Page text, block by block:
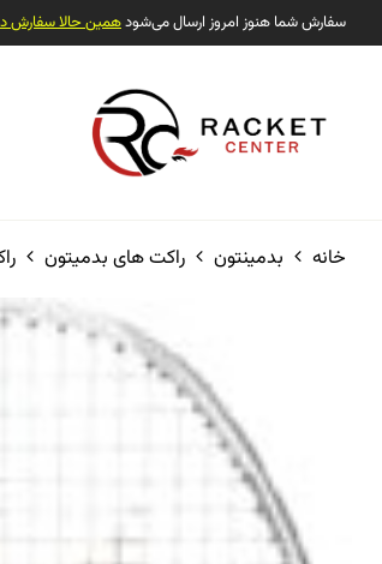
سفارش شما هنوز امروز ارسال می‌شودهمین حالا سفارش
خانه بدمینتون راکت های بدمیتون